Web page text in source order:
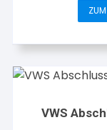
VWS